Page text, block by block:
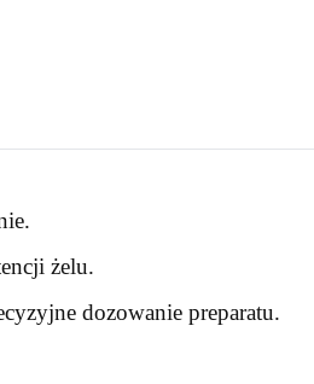
żelu.
dozowanie preparatu.